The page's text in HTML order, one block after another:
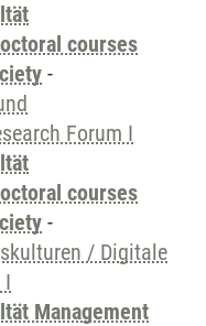
courses
-
Forum I
courses
-
/ Digitale
I
Management